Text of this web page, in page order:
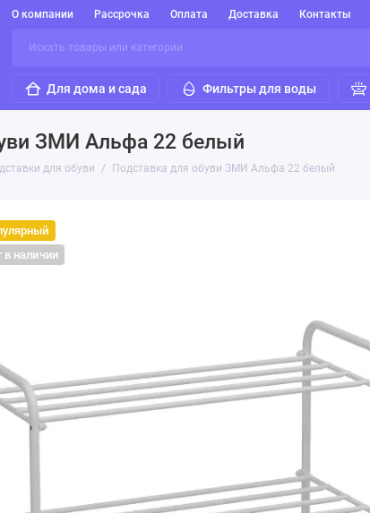
О компании Рассрочка Оплата Доставка Контакты
Для дома и сада Фильтры для воды
ЗМИ Альфа 22 белый
для обуви Подставка для обуви ЗМИ Альфа 22 белый
в наличии